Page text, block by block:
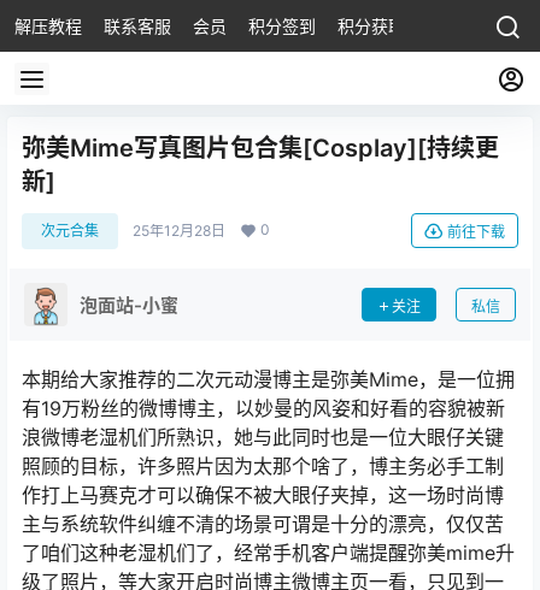
解压教程 联系客服 会员 积分签到 积分获取
弥美Mime写真图片包合集[Cosplay][持续更
新]
次元合集 25年12月28日 0 前往下载
泡面站-小蜜 关注 私信
本期给大家推荐的二次元动漫博主是弥美Mime，是一位拥
有19万粉丝的微博博主，以妙曼的风姿和好看的容貌被新
浪微博老湿机们所熟识，她与此同时也是一位大眼仔关键
照顾的目标，许多照片因为太那个啥了，博主务必手工制
作打上马赛克才可以确保不被大眼仔夹掉，这一场时尚博
主与系统软件纠缠不清的场景可谓是十分的漂亮，仅仅苦
了咱们这种老湿机们了，经常手机客户端提醒弥美mime升
级了照片，等大家开启时尚博主微博主页一看，只见到一